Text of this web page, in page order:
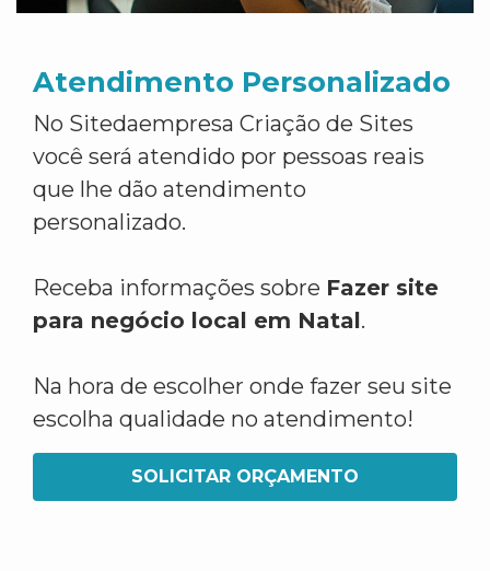
Atendimento Personalizado
No Sitedaempresa Criação de Sites
você será atendido por pessoas reais
que lhe dão atendimento
personalizado.
Receba informações sobre Fazer site
para negócio local em Natal.
Na hora de escolher onde fazer seu site
escolha qualidade no atendimento!
SOLICITAR ORÇAMENTO